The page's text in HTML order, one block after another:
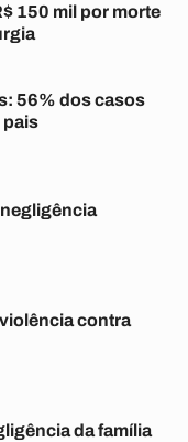
150 mil por morte
56% dos casos
pais
contra
da família